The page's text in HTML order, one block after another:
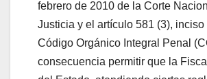
febrero de 2010 de la Corte
Justicia y el artículo 581 (3), inciso
Código Orgánico Integral Penal
consecuencia permitir que la